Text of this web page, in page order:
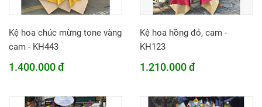
Kệ hoa chúc mừng tone vàng
cam - KH443
1.400.000 đ
Kệ hoa hồng đỏ, cam -
KH123
1.210.000 đ